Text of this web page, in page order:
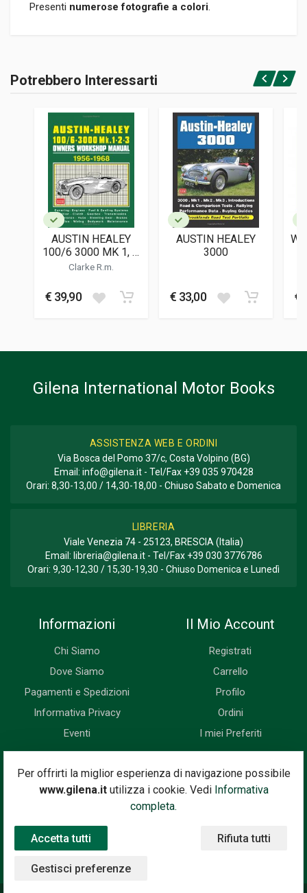
Presenti numerose fotografie a colori.
Brossura
ISBN / EAN
0760312257
Bay View Books
LINGUA DEL TESTO
DATA DI STAMPA
04/2002
22 x 29 x 0,8 cm
Accedi o registrati
Potrebbero Interessarti
AUSTIN HEALEY
100/6 3000 MK 1, 2,
3 1956-1968
WORKSHOP
MANUAL
Clarke R.m.
€ 39,90
AUSTIN HEALEY
3000
€ 33,00 €
Per offrirti la miglior esperienza di navigazione possibile
www.gilena.itutilizza i cookie. Vedi Informativa
completa.
Accetta tutti Rifiuta tutti
Gestisci preferenze
Gilena International Motor Books
ASSISTENZA WEB E ORDINI
Via Bosca del Pomo 37/c, Costa Volpino (BG)
Email: info@gilena.it- Tel/Fax +39 035 970428
Orari: 8,30-13,00 / 14,30-18,00 - Chiuso Sabato e Domenica
LIBRERIA
Viale Venezia 74 - 25123, BRESCIA (Italia)
Email: libreria@gilena.it- Tel/Fax +39 030 3776786
Orari: 9,30-12,30 / 15,30-19,30 - Chiuso Domenica e Lunedì
Informazioni
Chi Siamo
Dove Siamo
Pagamenti e Spedizioni
Informativa Privacy
Eventi
Il Mio Account
Registrati
Carrello
Profilo
Ordini
I miei Preferiti
Newsletter
Iscriviti subito alla nostra newsletter. Riceverai prima di tutti le
novità, le offerte, i prossimi eventi...
Indirizzo Email
Iscriviti